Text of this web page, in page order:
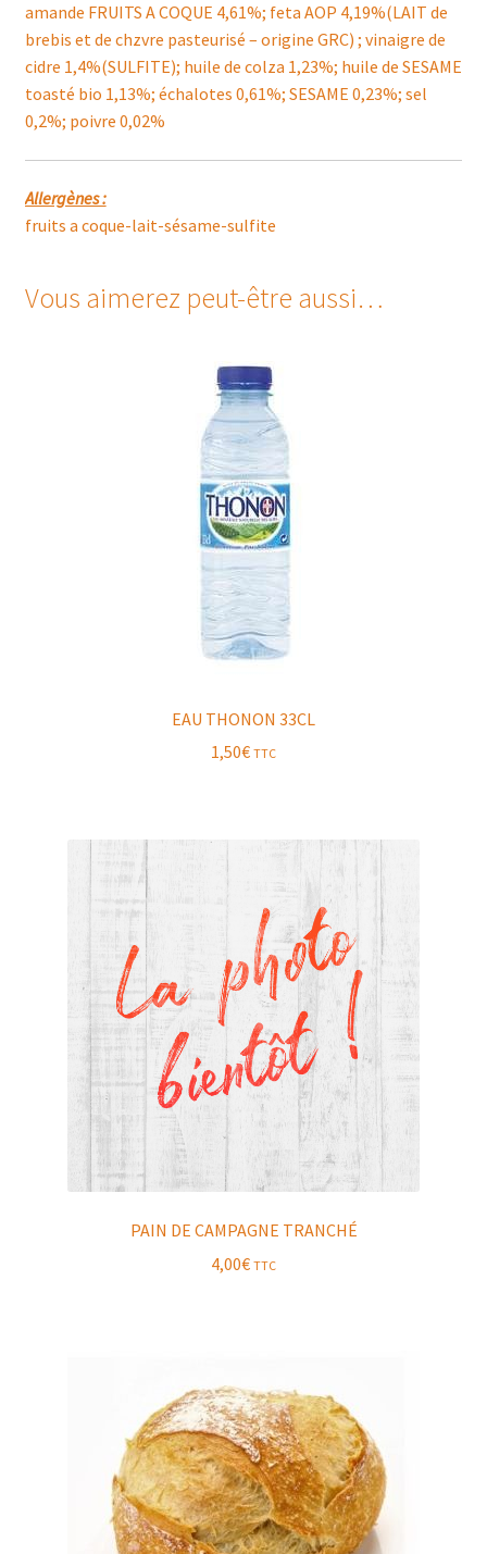
amande FRUITS A COQUE 4,61%; feta AOP 4,19%(LAIT de
brebis et de chzvre pasteurisé – origine GRC) ; vinaigre de
cidre 1,4%(SULFITE); huile de colza 1,23%; huile de SESAME
toasté bio 1,13%; échalotes 0,61%; SESAME 0,23%; sel
0,2%; poivre 0,02%
Allergènes :
fruits a coque-lait-sésame-sulfite
Vous aimerez peut-être aussi…
EAU THONON 33CL
1,50€ TTC
PAIN DE CAMPAGNE TRANCHÉ
4,00€ TTC